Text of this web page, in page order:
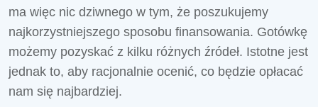
ma więc nic dziwnego w tym, że poszukujemy
najkorzystniejszego sposobu finansowania. Gotówkę
możemy pozyskać z kilku różnych źródeł. Istotne jest
jednak to, aby racjonalnie ocenić, co będzie opłacać
nam się najbardziej.